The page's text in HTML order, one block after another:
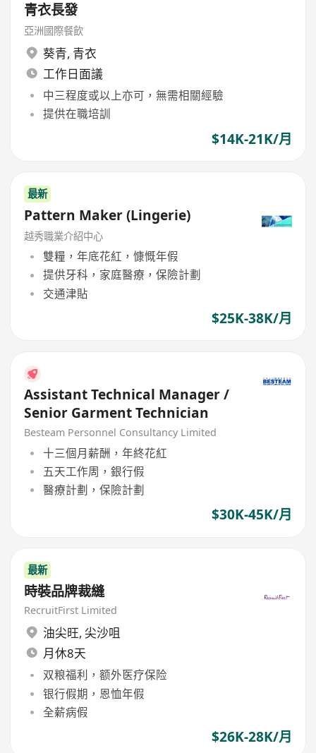
青衣長發
亞洲國際餐飲
葵青, 青衣
工作日面議
中三程度或以上亦可，無需相關經驗
提供在職培訓
$14K-21K/月
最新
Pattern Maker (Lingerie)
越秀職業介紹中心
雙糧，年底花紅，慷慨年假
提供牙科，家庭醫療，保險計劃
交通津貼
$25K-38K/月
Assistant Technical Manager /
Senior Garment Technician
Besteam Personnel Consultancy Limited
十三個月薪酬，年終花紅
五天工作周，銀行假
醫療計劃，保險計劃
$30K-45K/月
最新
時裝品牌裁縫
RecruitFirst Limited
油尖旺, 尖沙咀
月休8天
双粮福利，额外医疗保险
银行假期，恩恤年假
全薪病假
$26K-28K/月